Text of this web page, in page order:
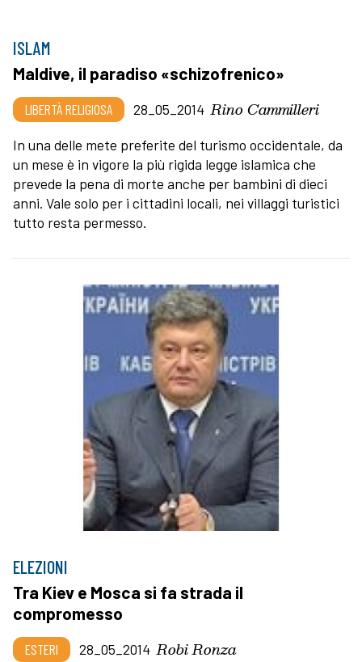
ISLAM
Maldive, il paradiso «schizofrenico»
LIBERTÀ RELIGIOSA 28_05_2014 Rino Cammilleri
In una delle mete preferite del turismo occidentale, da
un mese è in vigore la più rigida legge islamica che
prevede la pena di morte anche per bambini di dieci
anni. Vale solo per i cittadini locali, nei villaggi turistici
tutto resta permesso.
ELEZIONI
Tra Kiev e Mosca si fa strada il
compromesso
ESTERI 28_05_2014 Robi Ronza